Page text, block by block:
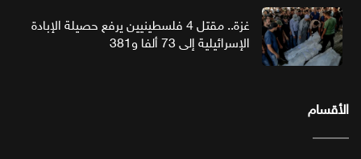
غزة.. مقتل 4 فلسطينيين يرفع حصيلة الإبادة
الإسرائيلية إلى 73 ألفا و381
الأقسام